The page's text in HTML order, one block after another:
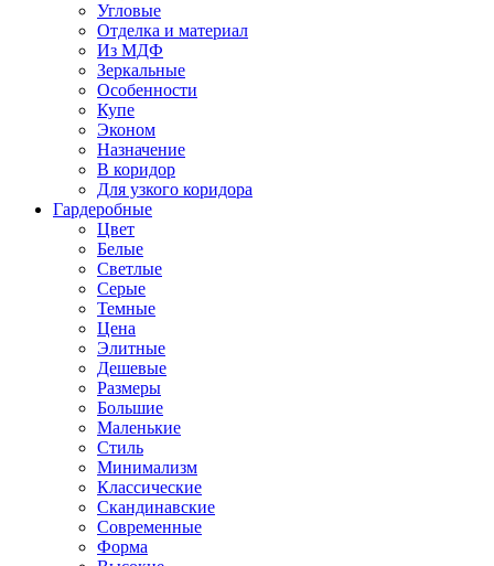
Угловые
Отделка и материал
Из МДФ
Зеркальные
Особенности
Купе
Эконом
Назначение
В коридор
Для узкого коридора
Гардеробные
Цвет
Белые
Светлые
Серые
Темные
Цена
Элитные
Дешевые
Размеры
Большие
Маленькие
Стиль
Минимализм
Классические
Скандинавские
Современные
Форма